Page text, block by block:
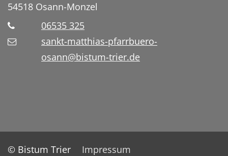
54518 Osann-Monzel
06535 325
sankt-matthias-pfarrbuero-
osann@bistum-trier.de
© Bistum Trier
Impressum